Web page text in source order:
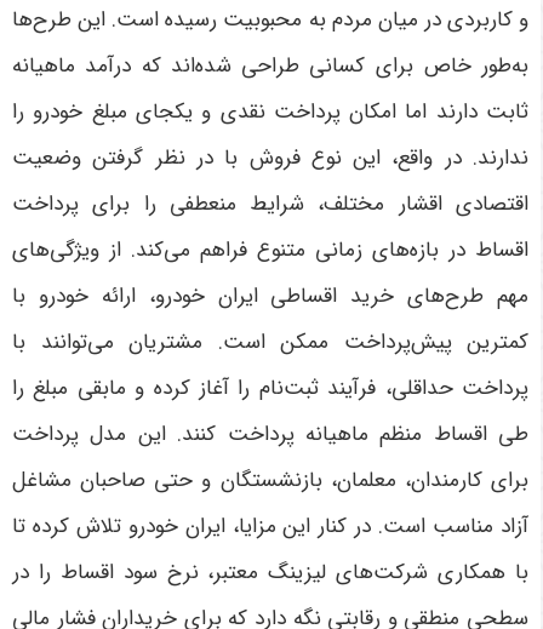
و کاربردی در میان مردم به محبوبیت رسیده است. این طرح‌ها
به‌طور خاص برای کسانی طراحی شده‌اند که درآمد ماهیانه
ثابت دارند اما امکان پرداخت نقدی و یکجای مبلغ خودرو را
ندارند. در واقع، این نوع فروش با در نظر گرفتن وضعیت
اقتصادی اقشار مختلف، شرایط منعطفی را برای پرداخت
اقساط در بازه‌های زمانی متنوع فراهم می‌کند. از ویژگی‌های
مهم طرح‌های خرید اقساطی ایران خودرو، ارائه خودرو با
کمترین پیش‌پرداخت ممکن است. مشتریان می‌توانند با
پرداخت حداقلی، فرآیند ثبت‌نام را آغاز کرده و مابقی مبلغ را
طی اقساط منظم ماهیانه پرداخت کنند. این مدل پرداخت
برای کارمندان، معلمان، بازنشستگان و حتی صاحبان مشاغل
آزاد مناسب است. در کنار این مزایا، ایران خودرو تلاش کرده تا
با همکاری شرکت‌های لیزینگ معتبر، نرخ سود اقساط را در
سطحی منطقی و رقابتی نگه دارد که برای خریداران فشار مالی